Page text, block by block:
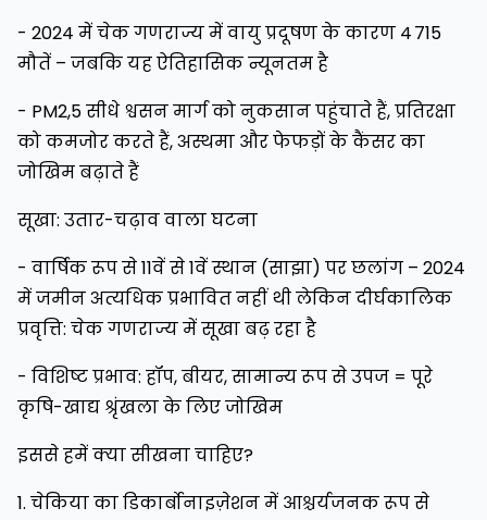
- 2024 में चेक गणराज्य में वायु प्रदूषण के कारण 4 715
मौतें – जबकि यह ऐतिहासिक न्यूनतम है
- PM2,5 सीधे श्वसन मार्ग को नुकसान पहुंचाते हैं, प्रतिरक्षा
को कमजोर करते हैं, अस्थमा और फेफड़ों के कैंसर का
जोखिम बढ़ाते हैं
सूखा: उतार-चढ़ाव वाला घटना
- वार्षिक रूप से 11वें से 1वें स्थान (साझा) पर छलांग – 2024
में जमीन अत्यधिक प्रभावित नहीं थी लेकिन दीर्घकालिक
प्रवृत्ति: चेक गणराज्य में सूखा बढ़ रहा है
- विशिष्ट प्रभाव: हॉप, बीयर, सामान्य रूप से उपज = पूरे
कृषि-खाद्य श्रृंखला के लिए जोखिम
इससे हमें क्या सीखना चाहिए?
1. चेकिया का डिकार्बोनाइज़ेशन में आश्चर्यजनक रूप से